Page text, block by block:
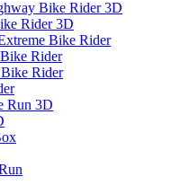
Rider 3D
Rider